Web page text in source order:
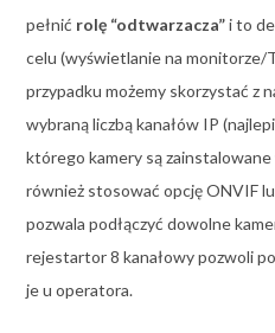
pełnić rolę “odtwarzacza”i to
celu (wyświetlanie na
przypadku możemy skorzystać z
wybraną liczbą kanałów IP
którego kamery są zainstalowane
również stosować opcję ONVIF
pozwala podłączyć dowolne
rejestartor 8 kanałowy pozwoli
je u operatora.